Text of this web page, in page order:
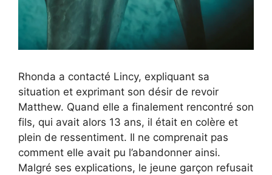
Rhonda a contacté Lincy, expliquant sa
situation et exprimant son désir de revoir
Matthew. Quand elle a finalement rencontré son
fils, qui avait alors 13 ans, il était en colère et
plein de ressentiment. Il ne comprenait pas
comment elle avait pu l’abandonner ainsi.
Malgré ses explications, le jeune garçon refusait